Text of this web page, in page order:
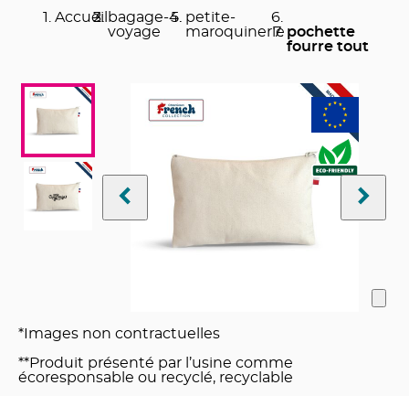
Accueil bagage-
voyage
petite-
maroquinerie pochette
fourre tout
*Images non contractuelles
**Produit présenté par l’usine comme
écoresponsable ou recyclé, recyclable